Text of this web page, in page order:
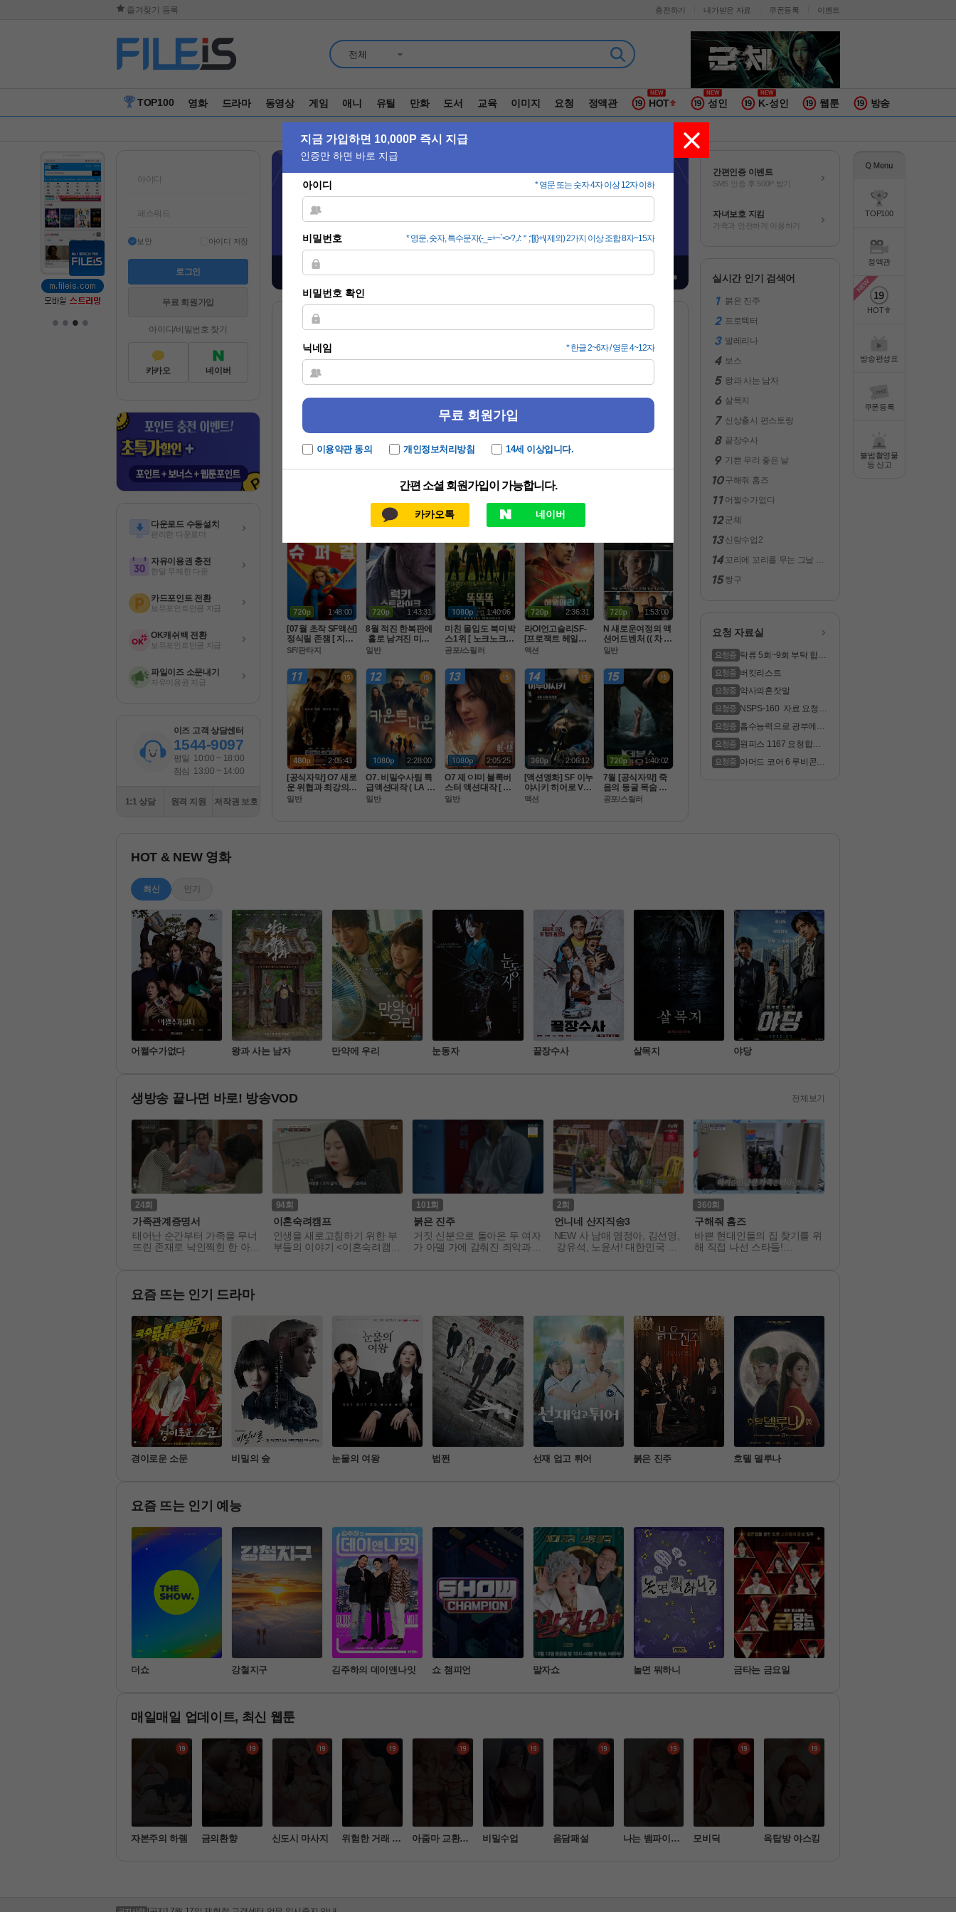
즐겨찾기 등록 충전하기 내가받은 자료 쿠폰등록 이벤트
• • ••
TOP100
정액관
HOT
방송편성표
쿠폰등록
불법촬영물
등 신고
전체
TOP100 영화 드라마 동영상 게임 애니 유틸 만화 도서 교육 이미지 요청 정액관 HOT 성인 K-성인 웹툰 방송
보안 아이디 저장
무료 회원가입
아이디/비밀번호 찾기
카카오 네이버
다운로드 수동설치
편리한 다운로더
자유이용권 충전
한달 무제한 다운
카드포인트 전환
보유포인트만큼 지급
OK캐쉬백 전환
보유포인트만큼 지급
파일이즈 소문내기
자유이용권 지급
이즈 고객 상담센터
1544-9097
평일
10:00 ~ 18:00
점심 13:00 ~ 14:00
1:1 상담 원격 지원 저작권 보호
이즈 인기 TOP100
영화 드라마
[07월 떳따SF초대
형] 흥행 박스1위
화] [스워즈] 1080
공식자막
SF/판타지
[액션] 한효주X정
우성X김무열 - 2O2
인간병기 )
한국영화
[8월]멕켄지 포이
금을 찾는 무법자
완벽한자막
액션
1:48:00
[07월 초작 SF액션]
정식릴 존잼 [ 지금
최고의SF영화 ] [수
식자막
SF/판타지
1:43:31
8월 적진 한복판에
홀로 남겨진 미군
병사 [ 럭키스트라
벽자막
일반
1:40:06
미친 몰입도 북미박
스1위 [ 노크노크 ]
초고화질 FHD. 공
공포/스릴러
2:36:31
라Ol언고슬리SF-
[프로잭트 헤일매
ㄹl]-초고화질 5.1
액션
1:53:00
N 새로운여정의 액
션어드벤처 (( 차 원
침 략 )) 공식자막
일반
2:05:43
[공식자막] O7 새로
운 위협과 최강의
미션 마ㅈI막전쟁.
일반
2:28:00
O7. 비밀수사팀 특
급액션대작 ( LA 국
토안보 ) 공식자막
일반
2:05:25
O7 제ㅇI미 블록버
스터 액션대작 [ 원.
팀 ] 공식자막 초고
일반
2:06:12
[액션앵화] SF 이누
야시키 히어로 VS
빌런 4월 2510
액션
1:40:02
7월 [공식자막] 죽
음의 동굴 목숨 건
생존[ 데블스 마우
공포/스릴러
간편인증 이벤트
SMS 인증 후 500P 받기
자녀보호 지킴
가족과 안전하게 이용하기
실시간 인기 검색어
붉은 진주
프로텍터
발레리나
보스
왕과 사는 남자
살목지
신상출시 편스토랑
끝장수사
기쁜 우리 좋은 날
구해줘 홈즈
어쩔수가없다
군체
신랑수업2
꼬리에 꼬리를 무는 그날 이
짱구
요청 자료실
탁류 5회~9회 부탁 합니
버킷리스트
약사의혼잣말
NSPS-160  자료 요청
흡수능력으로 광부에서
원피스 1167 요청합니
아머드 코어 6 루비콘의
HOT & NEW 영화
최신 인기
어쩔수가없다 왕과 사는 남자 만약에 우리 눈동자 끝장수사 살목지 야당
생방송 끝나면 바로! 방송VOD 전체보기
24
가족관계증명서
태어난 순간부터 가족을 무너
뜨린 존재로 낙인찍힌 한 아이
94
이혼숙려캠프
인생을 새로고침하기 위한 부
부들의 이야기 <이혼숙려캠프
101
붉은 진주
거짓 신분으로 돌아온 두 여자
가 아델 가에 감춰진 죄악과
2
언니네 산지직송3
NEW 사 남매 염정아, 김선영,
강유석, 노윤서! 대한민국 각
360
구해줘 홈즈
바쁜 현대인들의 집 찾기를 위
해 직접 나선 스타들!
요즘 뜨는 인기 드라마
경이로운 소문 비밀의 숲 눈물의 여왕 법쩐 선재 업고 튀어 붉은 진주 호텔 델루나
요즘 뜨는 인기 예능
더쇼 강철지구 김주하의 데이앤나잇 쇼 챔피언 말자쇼 놀면 뭐하니 금타는 금요일
매일매일 업데이트, 최신 웹툰
자본주의 하렘 금의환향 신도시 마사지
위험한 거래 그
아줌마 교환계
비밀수업 음담패설
나는 뱀파이어
모비딕 옥탑방 야스킹